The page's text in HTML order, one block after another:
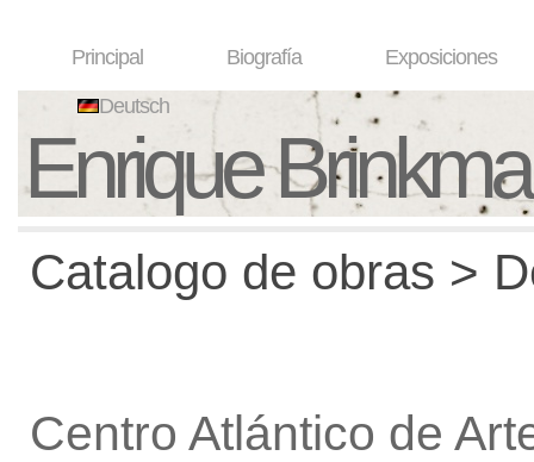
Principal Biografía Exposiciones
Deutsch
Enrique
Catalogo de obras >
Centro Atlántico de